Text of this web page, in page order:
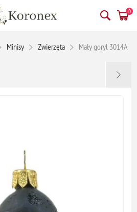
0
Minisy Zwierzęta Mały goryl 3014A